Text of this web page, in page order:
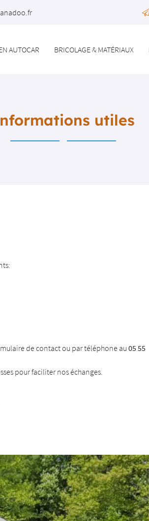
AUTOCAR BRICOLAGE & MATÉRIAUX
utiles
de contact ou par téléphone au05 55
pour faciliter nos échanges.